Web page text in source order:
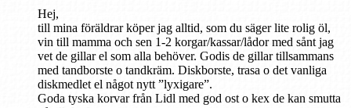
Hej,
till mina föräldrar köper jag alltid, som du säger lite rolig öl,
vin till mamma och sen 1-2 korgar/kassar/lådor med sånt jag
vet de gillar el som alla behöver. Godis de gillar tillsammans
med tandborste o tandkräm. Diskborste, trasa o det vanliga
diskmedlet el något nytt ”lyxigare”.
Goda tyska korvar från Lidl med god ost o kex de kan smutta